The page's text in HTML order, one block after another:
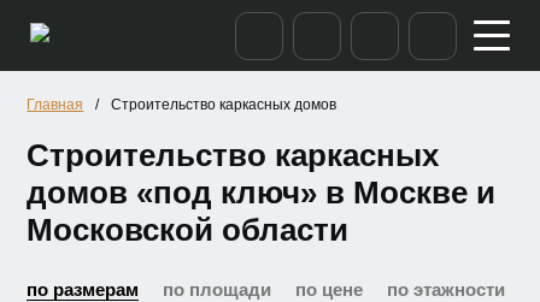
Главная / Строительство каркасных домов
Строительство каркасных
домов «под ключ» в Москве и
Московской области
по размерам по площади по цене
по этажности